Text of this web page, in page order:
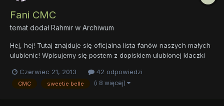
Fani CMC
temat dodałRahmir w Archiwum
Hej, hej! Tutaj znajduje się oficjalna lista fanów naszych małych
ulubienic! Wpisujemy się postem z dopiskiem ulubionej klaczki
na aktualizacje. Sweetie Belle, Apple Bloom, Scootaloo, Babs
Seed, Cała Liga Fani CMC 1. Myhell 2. Fr...
Czerwiec 21, 2013 42 odpowiedzi
CMC sweetie belle (i 8 więcej)